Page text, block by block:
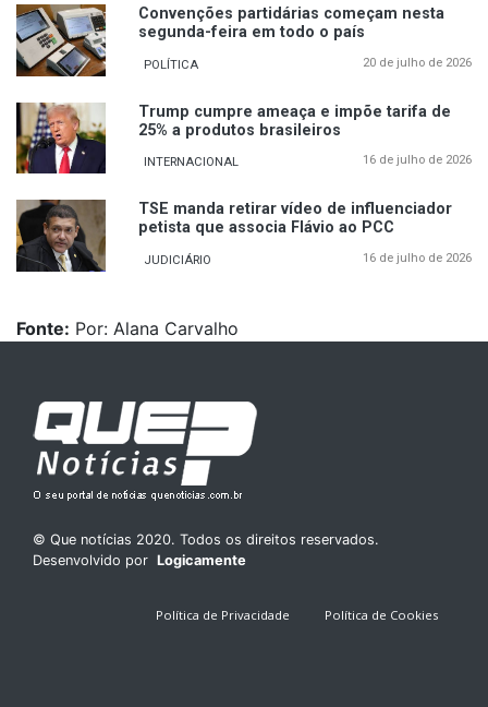
Convenções partidárias começam nesta
segunda-feira em todo o país
POLÍTICA 20 de julho de 2026
Trump cumpre ameaça e impõe tarifa de
25% a produtos brasileiros
INTERNACIONAL 16 de julho de 2026
TSE manda retirar vídeo de influenciador
petista que associa Flávio ao PCC
JUDICIÁRIO 16 de julho de 2026
Fonte: Por: Alana Carvalho
© Que notícias 2020. Todos os direitos reservados.
Desenvolvido por Logicamente
Política de Privacidade Política de Cookies